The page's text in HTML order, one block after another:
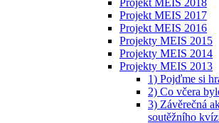
Projekt MEIS 2018
Projekt MEIS 2017
Projekt MEIS 2016
Projekty MEIS 2015
Projekty MEIS 2014
Projekty MEIS 2013
1) Pojďme si
2) Co včera
3) Závěrečná
soutěžního